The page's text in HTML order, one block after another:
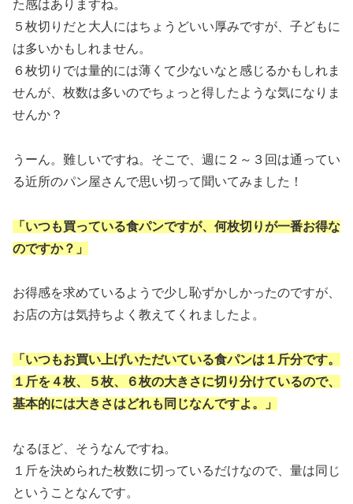
た感はありますね。
５枚切りだと大人にはちょうどいい厚みですが、子どもに
は多いかもしれません。
６枚切りでは量的には薄くて少ないなと感じるかもしれま
せんが、枚数は多いのでちょっと得したような気になりま
せんか？
うーん。難しいですね。そこで、週に２～３回は通ってい
る近所のパン屋さんで思い切って聞いてみました！
「いつも買っている食パンですが、何枚切りが一番お得な
のですか？」
お得感を求めているようで少し恥ずかしかったのですが、
お店の方は気持ちよく教えてくれましたよ。
「いつもお買い上げいただいている食パンは１斤分です。
１斤を４枚、５枚、６枚の大きさに切り分けているので、
基本的には大きさはどれも同じなんですよ。」
なるほど、そうなんですね。
１斤を決められた枚数に切っているだけなので、量は同じ
ということなんです。